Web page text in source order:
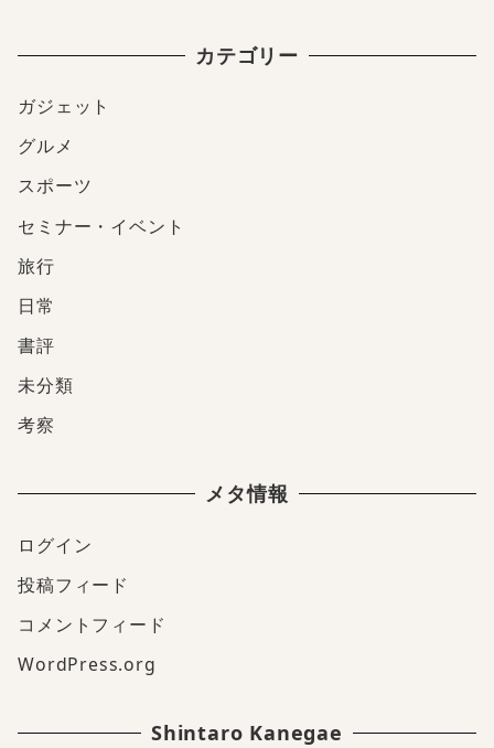
カテゴリー
ガジェット
グルメ
スポーツ
セミナー・イベント
旅行
日常
書評
未分類
考察
メタ情報
ログイン
投稿フィード
コメントフィード
WordPress.org
Shintaro Kanegae